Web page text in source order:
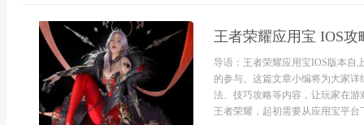
王者荣耀应用宝 IOS攻
导语：王者荣耀应用宝IOS版本自
的参与。这篇文章小编将为大家
法、技巧攻略等内容，让玩家在
王者荣耀，起初需要从应用宝平